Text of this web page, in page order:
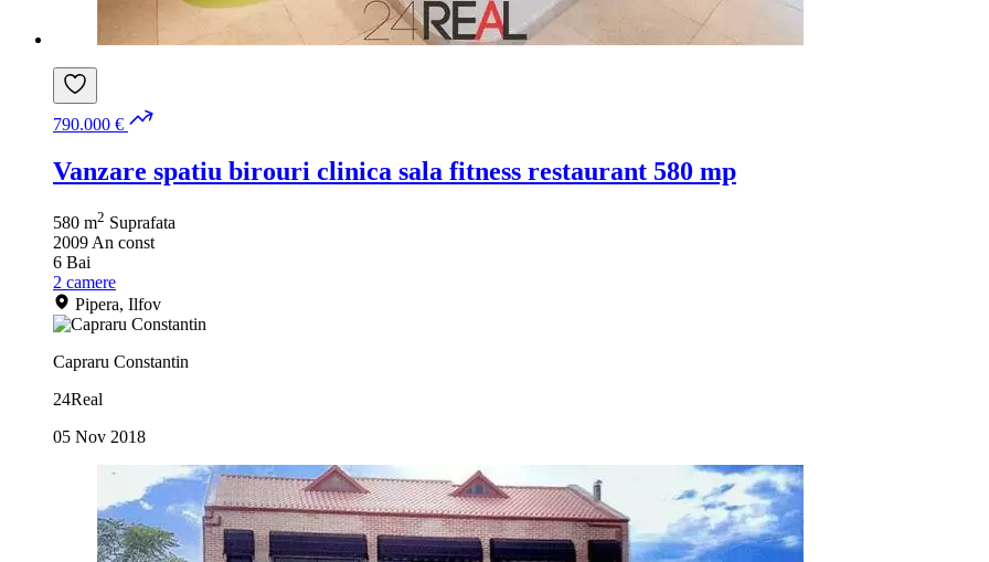
790.000 €
Vanzare spatiu birouri clinica sala fitness restaurant 580 mp
580 m2 Suprafata
2009 An const
6 Bai
2 camere
Pipera, Ilfov
Capraru Constantin
24Real
05 Nov 2018